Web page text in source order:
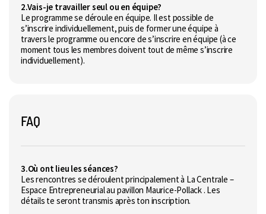
2.Vais-je travailler seul ou en équipe?
Le programme se déroule en équipe. Il est possible de
s’inscrire individuellement, puis de former une équipe à
travers le programme ou encore de s’inscrire en équipe (à ce
moment tous les membres doivent tout de même s’inscrire
individuellement).
FAQ
3.Où ont lieu les séances?
Les rencontres se déroulent principalement à La Centrale –
Espace Entrepreneurial au pavillon Maurice-Pollack . Les
détails te seront transmis après ton inscription.